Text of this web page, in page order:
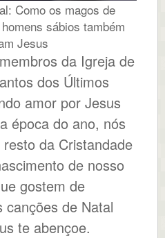
Como os magos de
sábios também
Jesus
da Igreja de
dos Últimos
amor por Jesus
época do ano, nós
da Cristandade
de nosso
gostem de
canções de Natal
te abençoe.